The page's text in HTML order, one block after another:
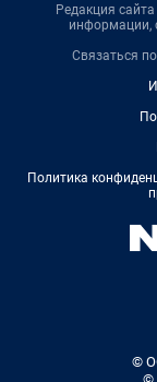
Редакция сайта
информации,
Связаться
Политика
©